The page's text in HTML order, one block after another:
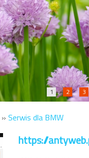
1 2 3
» Serwis dla BMW
https://